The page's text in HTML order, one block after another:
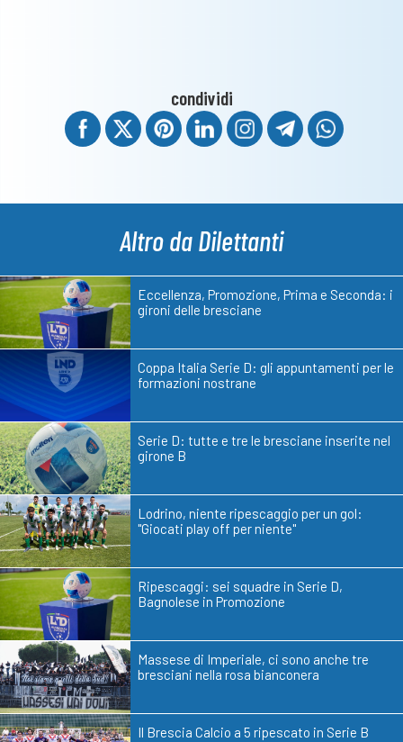
condividi
Altro da Dilettanti
Eccellenza, Promozione, Prima e Seconda: i
gironi delle bresciane
Coppa Italia Serie D: gli appuntamenti per le
formazioni nostrane
Serie D: tutte e tre le bresciane inserite nel
girone B
Lodrino, niente ripescaggio per un gol:
"Giocati play off per niente"
Ripescaggi: sei squadre in Serie D,
Bagnolese in Promozione
Massese di Imperiale, ci sono anche tre
bresciani nella rosa bianconera
Il Brescia Calcio a 5 ripescato in Serie B